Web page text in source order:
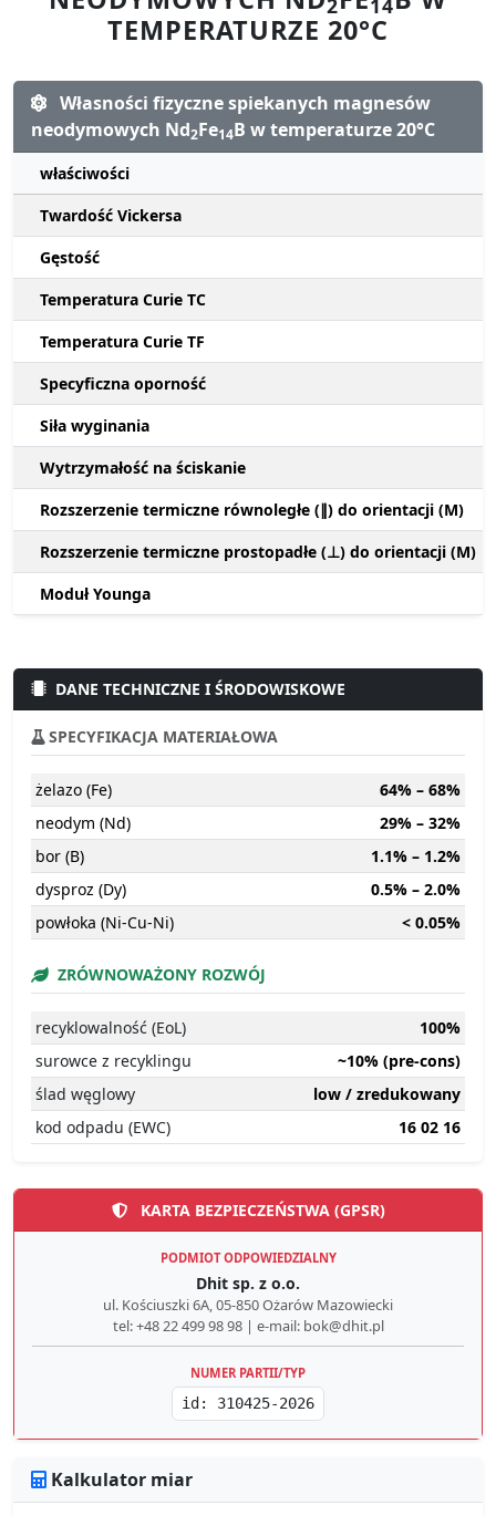
2 14
TEMPERATURZE 20°C
Własności fizyczne spiekanych magnesów
neodymowych Nd2Fe14B w temperaturze 20°C
właściwości
Twardość Vickersa
Gęstość
Temperatura Curie TC
Temperatura Curie TF
Specyficzna oporność
Siła wyginania
Wytrzymałość na ściskanie
Rozszerzenie termiczne równoległe (∥) do orientacji (M)
Rozszerzenie termiczne prostopadłe (⊥) do orientacji (M)
Moduł Younga
DANE TECHNICZNE I ŚRODOWISKOWE
SPECYFIKACJA MATERIAŁOWA
żelazo (Fe)
64% – 68%
neodym (Nd)
29% – 32%
bor (B)
1.1% – 1.2%
dysproz (Dy)
0.5% – 2.0%
powłoka (Ni-Cu-Ni)
< 0.05%
ZRÓWNOWAŻONY ROZWÓJ
recyklowalność (EoL)
100%
surowce z recyklingu
~10% (pre-cons)
ślad węglowy
low / zredukowany
kod odpadu (EWC)
16 02 16
KARTA BEZPIECZEŃSTWA (GPSR)
PODMIOT ODPOWIEDZIALNY
Dhit sp. z o.o.
ul. Kościuszki 6A, 05-850 Ożarów Mazowiecki
tel: +48 22 499 98 98 | e-mail: bok@dhit.pl
NUMER PARTII/TYP
id: 310425-2026
Kalkulator miar